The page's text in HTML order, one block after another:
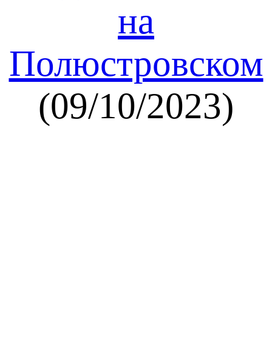
на
Полюстровском
(09/10/2023)